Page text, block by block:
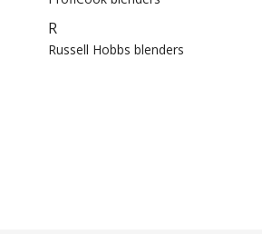
R
Russell Hobbs blenders